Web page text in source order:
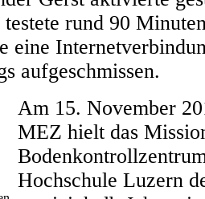
rund 90
eine
aufgeschmissen.
Am 15. November
MEZ hielt das
Hochschule Luzern